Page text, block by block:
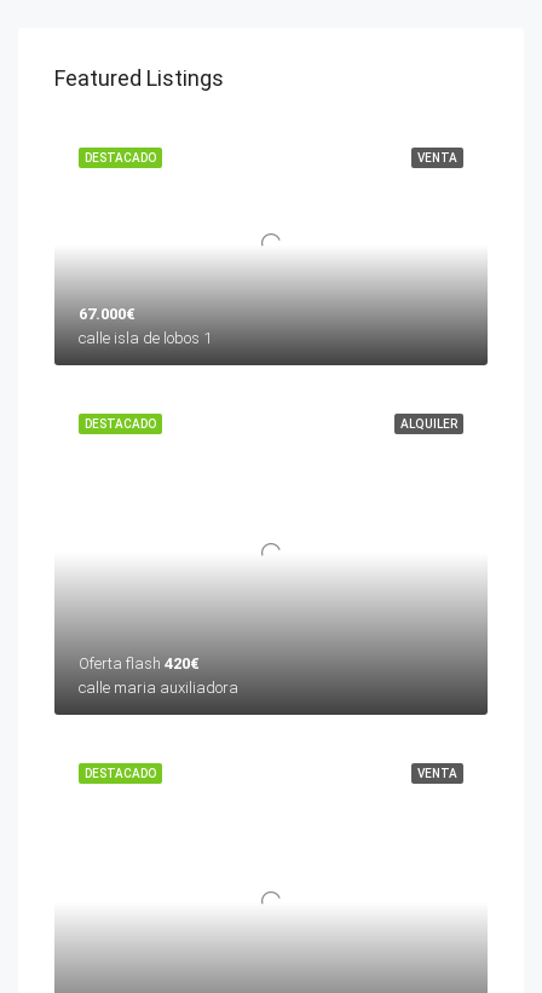
Featured Listings
VENTA
DESTACADO
67.000€
calle isla de lobos 1
ALQUILER
DESTACADO
Oferta flash 420€
calle maria auxiliadora
VENTA
DESTACADO